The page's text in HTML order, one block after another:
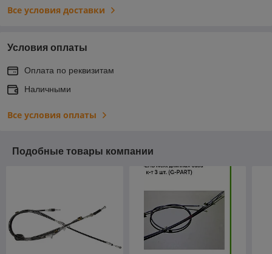
Все условия доставки
Условия оплаты
Оплата по реквизитам
Наличными
Все условия оплаты
Подобные товары компании